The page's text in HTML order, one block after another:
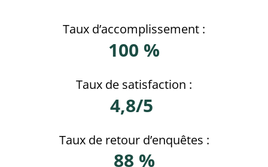
Taux de retour d’enquêtes :
88 %
Taux de satisfaction :
4,8/5
Taux d’accomplissement :
100 %